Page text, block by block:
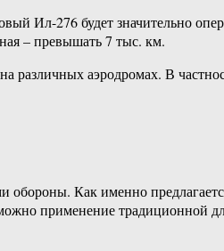
Ил-276 будет значительно
– превышать 7 тыс. км.
различных аэродромах. В
Как именно
применение традиционной